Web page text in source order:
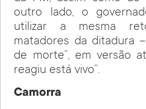
outro lado, o
utilizar a mesma
matadores da ditadura
de morte”, em versão
reagiu está vivo”.
Camorra